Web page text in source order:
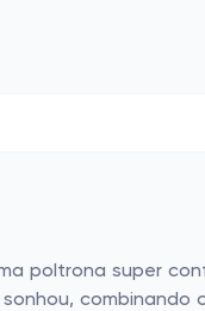
poltrona super
combinando